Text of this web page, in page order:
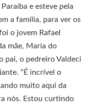
e esteve pela
a família, para ver os
o jovem Rafael
mãe, Maria do
pai, o pedreiro Valdeci
“É incrível o
muito aqui da
nós. Estou curtindo